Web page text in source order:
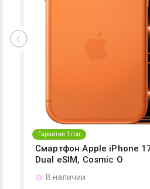
Гарантия 1 год
Смартфон Apple iPhone
Dual eSIM, Cosmic O
В наличии